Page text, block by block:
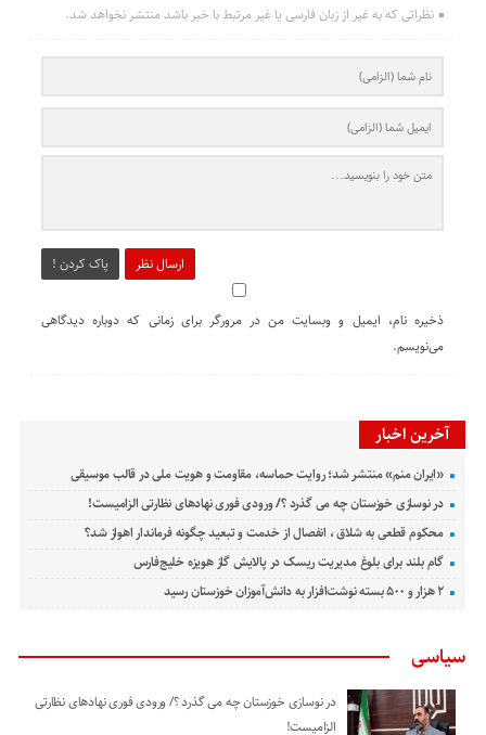
نظراتی که به غیر از زبان فارسی یا غیر مرتبط با خبر باشد منتشر نخواهد شد.
ارسال نظر پاک کردن !
ذخیره نام، ایمیل و وبسایت من در مرورگر برای زمانی که دوباره دیدگاهی
می‌نویسم.
آخرین اخبار
«ایران منم» منتشر شد؛ روایت حماسه، مقاومت و هویت ملی در قالب موسیقی
در نوسازی خوزستان چه می گذرد ؟/ ورودی فوری نهادهای نظارتی الزامیست!
محکوم قطعی به شلاق ، انفصال از خدمت و تبعید چگونه فرماندار اهواز شد؟
گام بلند برای بلوغ مدیریت ریسک در پالایش گاز هویزه خلیج‌فارس
۲ هزار و ۵۰۰ بسته نوشت‌افزار به دانش‌آموزان خوزستان رسید
سیاسی
در نوسازی خوزستان چه می گذرد ؟/ ورودی فوری نهادهای نظارتی
الزامیست!